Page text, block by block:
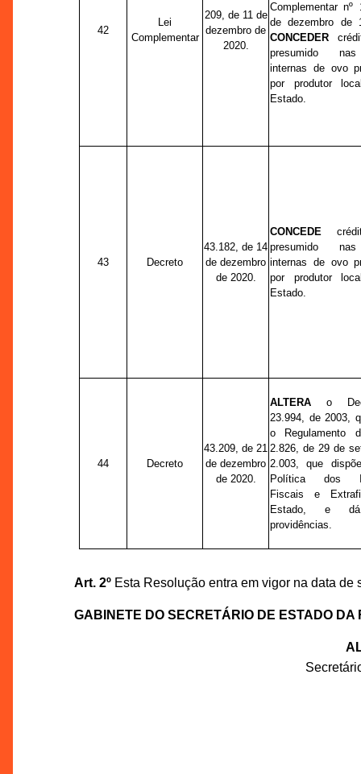
42
Lei
Complementar
209, de 11 de
dezembro de
2020.
Complementar
de dezembro de
CONCEDER
presumido
internas de ovo
por produtor
Estado.
43 Decreto
43.182, de 14
de dezembro
de 2020.
CONCEDE
presumido
internas de ovo
por produtor
Estado.
44 Decreto
43.209, de 21
de dezembro
de 2020.
ALTERA o
23.994, de 2003,
o Regulamento
2.826, de 29 de
2.003, que
Política dos
Fiscais e
Estado, e
providências.
Art. 2ºEsta Resolução entra em vigor na data de
GABINETE DO SECRETÁRIO DE ESTADO DA